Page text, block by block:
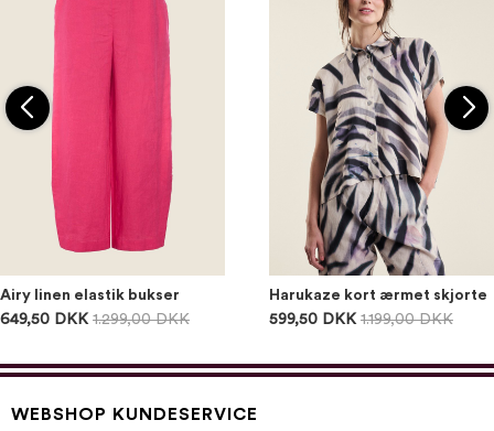
Airy linen elastik bukser
649,50 DKK 1.299,00 DKK
Harukaze kort ærmet skjorte
599,50 DKK 1.199,00 DKK
WEBSHOP KUNDESERVICE